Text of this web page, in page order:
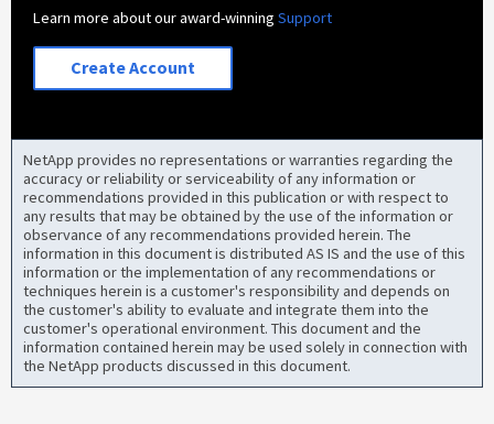
Learn more about our award-winningSupport
Create Account
NetApp provides no representations or warranties regarding the
accuracy or reliability or serviceability of any information or
recommendations provided in this publication or with respect to
any results that may be obtained by the use of the information or
observance of any recommendations provided herein. The
information in this document is distributed AS IS and the use of this
information or the implementation of any recommendations or
techniques herein is a customer's responsibility and depends on
the customer's ability to evaluate and integrate them into the
customer's operational environment. This document and the
information contained herein may be used solely in connection with
the NetApp products discussed in this document.